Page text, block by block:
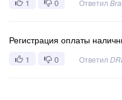
1 0 Ответил
Регистрация оплаты
1 0 Ответил